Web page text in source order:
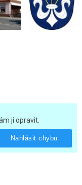
ji opravit.
Nahlásit chybu